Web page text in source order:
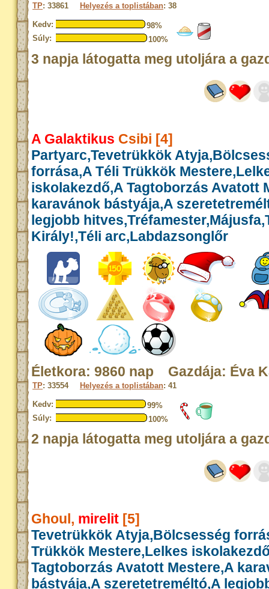
TP: 33861 Helyezés a toplistában: 38
Kedv:
98%
Súly:
100%
3 napja látogatta meg utoljára a
A Galaktikus Csibi [4]
Partyarc,Tevetrükkök
forrása,A Téli Trükkök
iskolakezdő,A Tagtoborzás Avatott
karavánok bástyája,A
legjobb
Király!,Téli arc,Labdazsonglőr
Életkora: 9860 nap Gazdája: Éva
TP: 33554 Helyezés a toplistában: 41
Kedv:
99%
Súly:
100%
2 napja látogatta meg utoljára a
Ghoul, mirelit [5]
Tevetrükkök Atyja,Bölcsesség
Trükkök Mestere,Lelkes
Tagtoborzás Avatott Mestere,A
bástyája,A szeretetreméltó,A